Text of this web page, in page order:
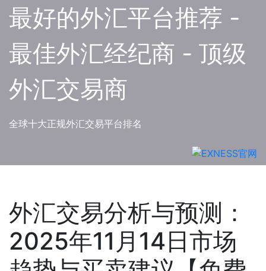
Skip最好的外汇平台推荐 -
最佳外汇经纪商 - 顶级
外汇交易商
全球十大正规外汇交易平台排名
外汇交易分析与预测：
2025年11月14日市场